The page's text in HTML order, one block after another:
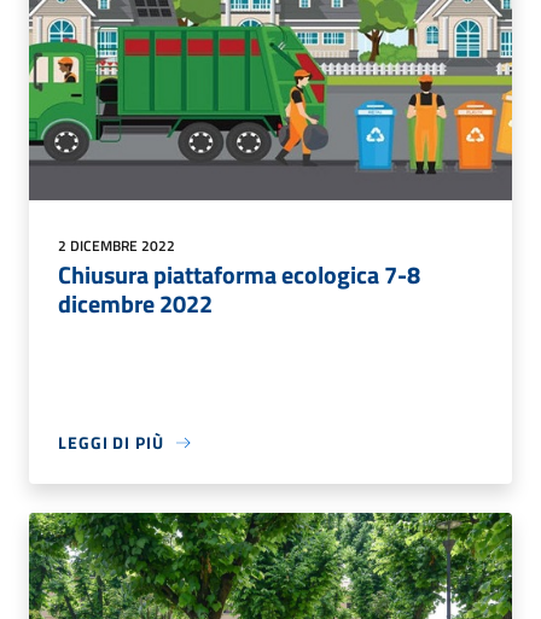
2 DICEMBRE 2022
Chiusura piattaforma ecologica 7-8
dicembre 2022
LEGGI DI PIÙ